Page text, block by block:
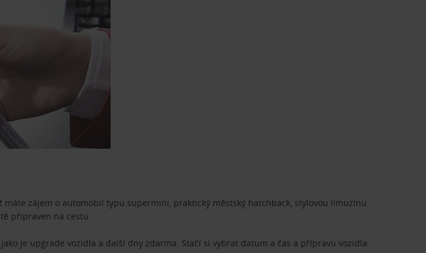
zájem o automobil typu supermini, praktický městský hatchback, stylovou limuzínu
připraven na cestu.
jako je upgrade vozidla a další dny zdarma. Stačí si vybrat datum a čas a přípravu vozidla